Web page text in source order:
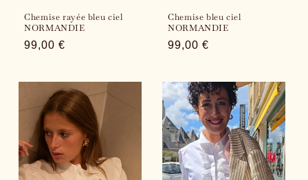
Chemise rayée bleu ciel
NORMANDIE
Regular
99,00 €
Chemise bleu ciel
NORMANDIE
Regular
99,00 €